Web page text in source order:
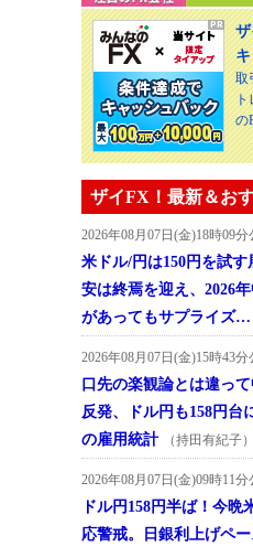
取
の
ザイFX！最新＆お
2026年08月07日(金)18時09分
米ドル/円は150円を試
安は終焉を迎え、2026
があってもサプライズ…
2026年08月07日(金)15時43分
口先の楽観論とは違っ
反発、ドル円も158円台
の雇用統計
（持田有紀子）
2026年08月07日(金)09時11分
ドル円158円半ば！今
応警戒。日銀利上げペ